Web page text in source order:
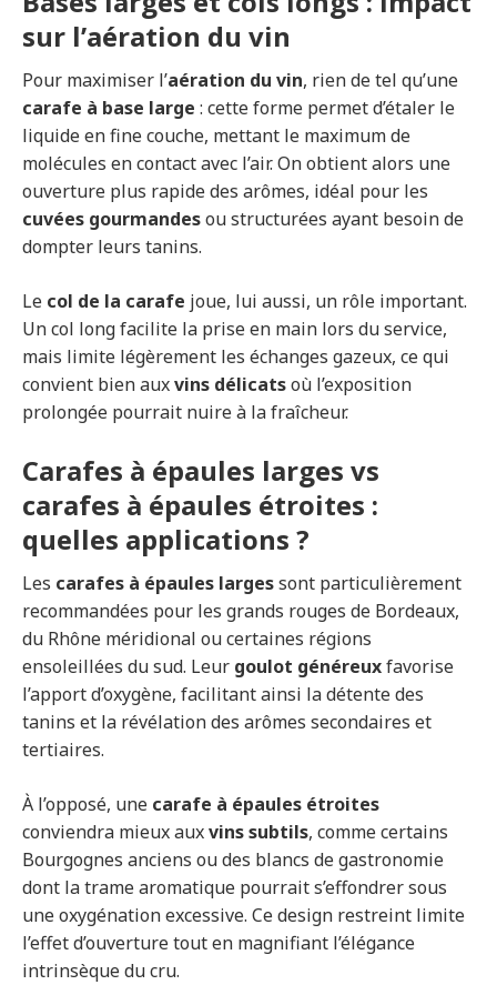
sur l’aération du vin
Pour maximiser l’aération du vin, rien de tel qu’une
carafe à base large : cette forme permet d’étaler le
liquide en fine couche, mettant le maximum de
molécules en contact avec l’air. On obtient alors une
ouverture plus rapide des arômes, idéal pour les
cuvées gourmandesou structurées ayant besoin de
dompter leurs tanins.
Le col de la carafe joue, lui aussi, un rôle important.
Un col long facilite la prise en main lors du service,
mais limite légèrement les échanges gazeux, ce qui
convient bien auxvins délicatsoù l’exposition
prolongée pourrait nuire à la fraîcheur.
Carafes à épaules larges vs
carafes à épaules étroites :
quelles applications ?
Les carafes à épaules largessont particulièrement
recommandées pour les grands rouges de Bordeaux,
du Rhône méridional ou certaines régions
ensoleillées du sud. Leur goulot généreuxfavorise
l’apport d’oxygène, facilitant ainsi la détente des
tanins et la révélation des arômes secondaires et
tertiaires.
À l’opposé, une carafe à épaules étroites
conviendra mieux auxvins subtils, comme certains
Bourgognes anciens ou des blancs de gastronomie
dont la trame aromatique pourrait s’effondrer sous
une oxygénation excessive. Ce design restreint limite
l’effet d’ouverture tout en magnifiant l’élégance
intrinsèque du cru.